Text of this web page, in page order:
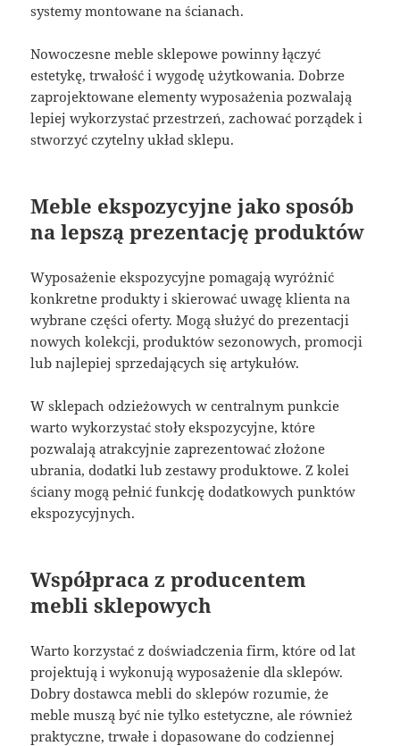
systemy montowane na ścianach.
Nowoczesne meble sklepowe powinny łączyć
estetykę, trwałość i wygodę użytkowania. Dobrze
zaprojektowane elementy wyposażenia pozwalają
lepiej wykorzystać przestrzeń, zachować porządek i
stworzyć czytelny układ sklepu.
Meble ekspozycyjne jako sposób
na lepszą prezentację produktów
Wyposażenie ekspozycyjne pomagają wyróżnić
konkretne produkty i skierować uwagę klienta na
wybrane części oferty. Mogą służyć do prezentacji
nowych kolekcji, produktów sezonowych, promocji
lub najlepiej sprzedających się artykułów.
W sklepach odzieżowych w centralnym punkcie
warto wykorzystać stoły ekspozycyjne, które
pozwalają atrakcyjnie zaprezentować złożone
ubrania, dodatki lub zestawy produktowe. Z kolei
ściany mogą pełnić funkcję dodatkowych punktów
ekspozycyjnych.
Współpraca z producentem
mebli sklepowych
Warto korzystać z doświadczenia firm, które od lat
projektują i wykonują wyposażenie dla sklepów.
Dobry dostawca mebli do sklepów rozumie, że
meble muszą być nie tylko estetyczne, ale również
praktyczne, trwałe i dopasowane do codziennej